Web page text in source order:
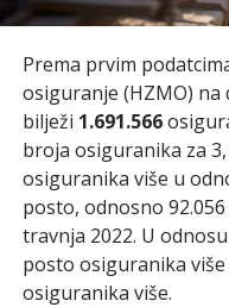
Prema prvim
osiguranje (HZMO) na
bilježi 1.691.566
broja osiguranika za
osiguranika više u
posto, odnosno
travnja 2022. U
posto osiguranika više
osiguranika više.